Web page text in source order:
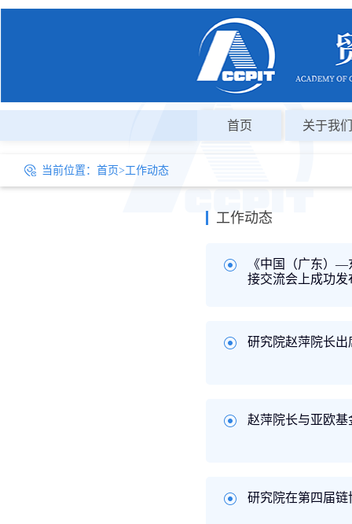
首页 关于我们
当前位置： 首页>工作动态
工作动态
《中国（广东）
接交流会上成功发
研究院赵萍院长出
赵萍院长与亚欧
研究院在第四届